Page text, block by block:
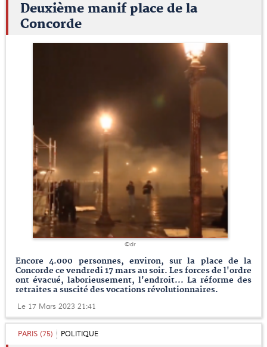
Deuxième manif place de la
Concorde
©dr
Encore 4.000 personnes, environ, sur la place de la
Concorde ce vendredi 17 mars au soir. Les forces de l'ordre
ont évacué, laborieusement, l'endroit... La réforme des
retraites a suscité des vocations révolutionnaires.
Le 17 Mars 2023 21:41
PARIS (75) POLITIQUE